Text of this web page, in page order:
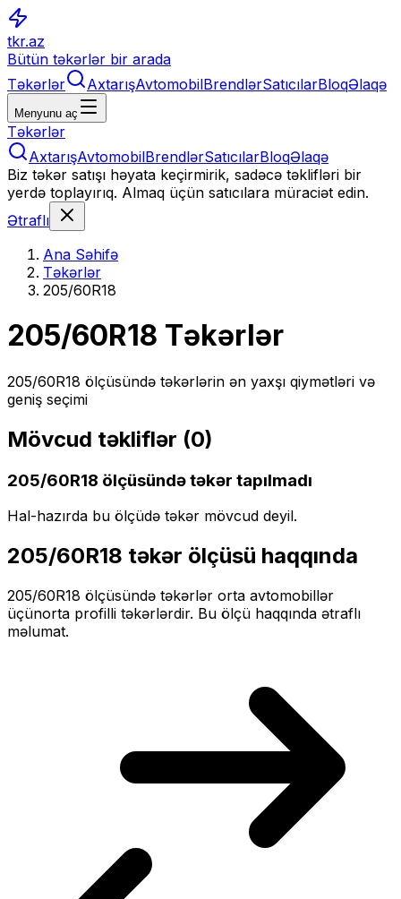
tkr.az
Bütün təkərlər bir arada
Təkərlər
AxtarışAvtomobilBrendlərSatıcılarBloqƏlaqə
Menyunu aç
Təkərlər
AxtarışAvtomobilBrendlərSatıcılarBloqƏlaqə
Biz təkər satışı həyata keçirmirik, sadəcə təklifləri bir
yerdə toplayırıq. Almaq üçün satıcılara müraciət edin.
Ətraflı
Ana Səhifə
Təkərlər
205/60R18
205/60R18 Təkərlər
205/60R18 ölçüsündə təkərlərin ən yaxşı qiymətləri və
geniş seçimi
Mövcud təkliflər (0)
205/60R18 ölçüsündə təkər tapılmadı
Hal-hazırda bu ölçüdə təkər mövcud deyil.
205/60R18 təkər ölçüsü haqqında
205/60R18 ölçüsündə təkərlər orta avtomobillər
üçünorta profilli təkərlərdir. Bu ölçü haqqında ətraflı
məlumat.